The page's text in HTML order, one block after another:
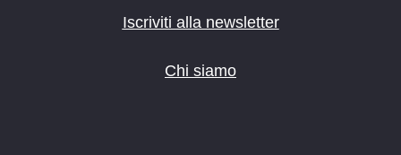
Iscriviti alla newsletter
Chi siamo